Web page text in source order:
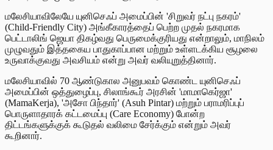
மலேசியாவிலேயே யுனிசெஃப் அமைப்பின் 'சிறுவர் நட்பு நகரம்'
(Child-Friendly City) அங்கீகாரத்தைப் பெற்ற முதல் நகரமாக
பெட்டாலிங் ஜெயா திகழ்வது பெருமைக்குரியது என்றாலும், மாநிலம்
முழுவதும் இத்தகைய பாதுகாப்பான மற்றும் உள்ளடக்கிய சூழலை
உருவாக்குவது அவசியம் என்று அவர் வலியுறுத்தினார்.
மலேசியாவில் 70 ஆண்டுகால அனுபவம் கொண்ட யுனிசெஃப்
அமைப்பின் ஒத்துழைப்பு, சிலாங்கூர் அரசின் 'மாமாகெர்ஜா'
(MamaKerja), 'அசோ பிந்தார்' (Asuh Pintar) மற்றும் பராமரிப்புப்
பொருளாதாரக் கட்டமைப்பு (Care Economy) போன்ற
திட்டங்களுக்குக் கூடுதல் வலிமை சேர்க்கும் என்றும் அவர்
கூறினார்.